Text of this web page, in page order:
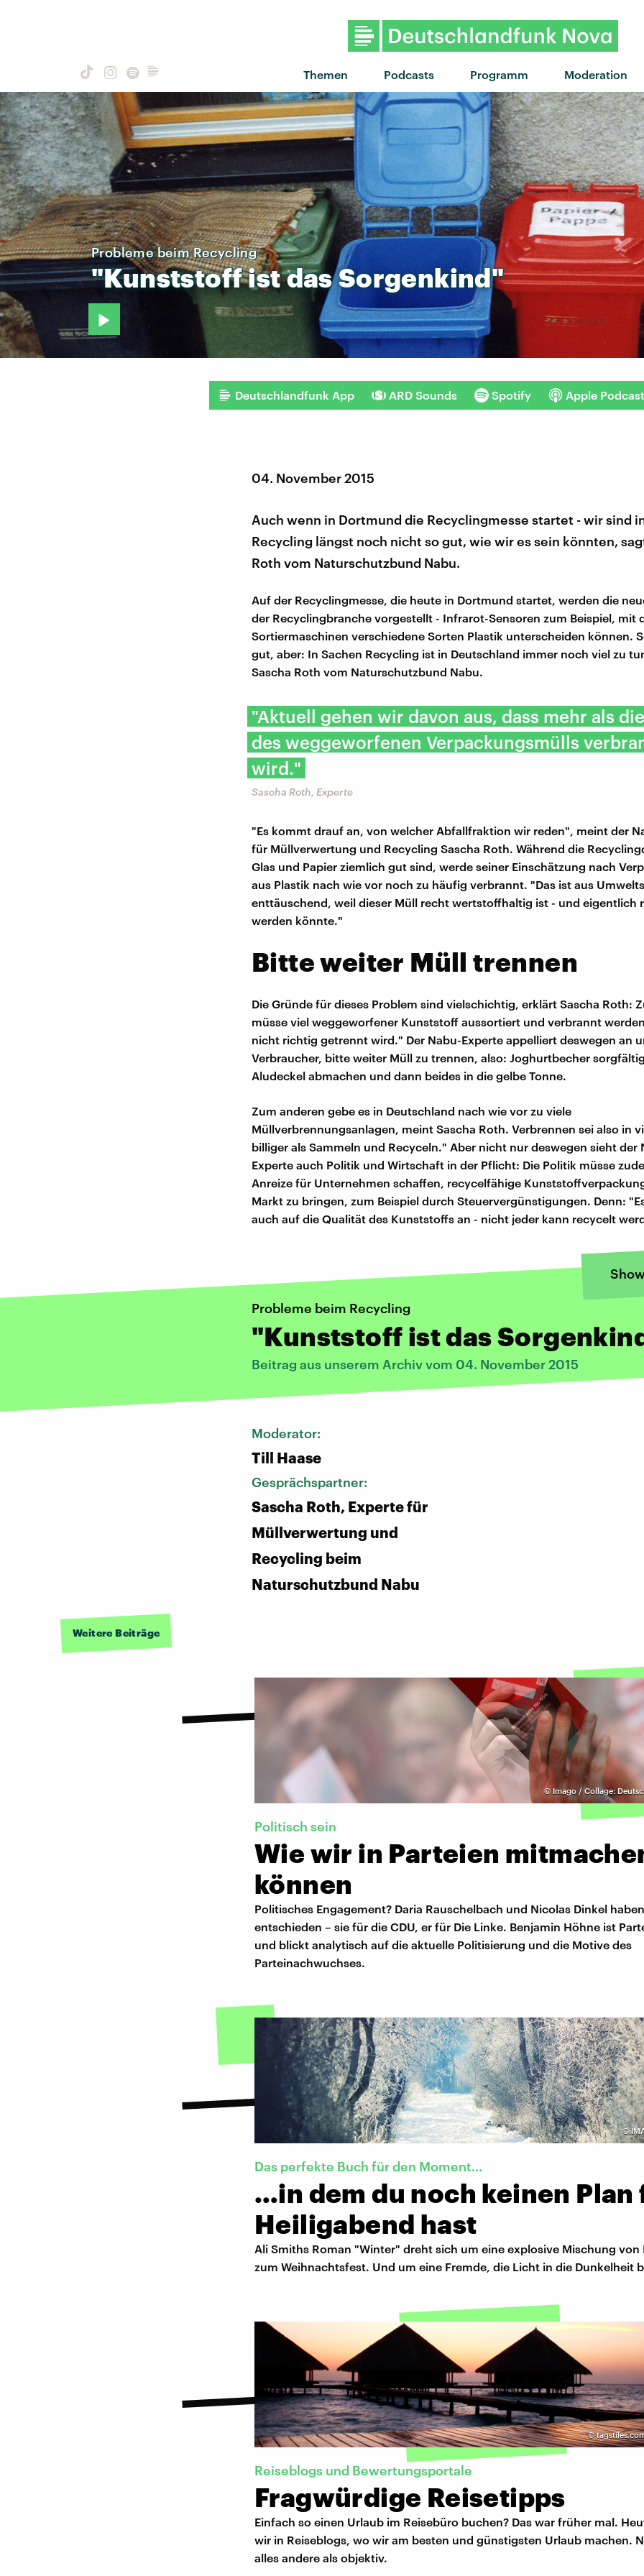
Themen Podcasts Programm Moderation
"I Will Wait" von Mumford
Probleme beim Recycling
"KunststoffistdasSorgenkind"
Deutschlandfunk App ARD Sounds Spotify Apple
04. November 2015
Auch wenn in Dortmund die Recyclingmesse startet - wir sind
Recycling längst noch nicht so gut, wie wir es sein könnten,
Roth vom Naturschutzbund Nabu.
Auf der Recyclingmesse, die heute in Dortmund startet, werden die
der Recyclingbranche vorgestellt - Infrarot-Sensoren zum Beispiel, mit
Sortiermaschinen verschiedene Sorten Plastik unterscheiden können.
gut, aber: In Sachen Recycling ist in Deutschland immer noch viel zu
Sascha Roth vom Naturschutzbund Nabu.
"Aktuell gehen wir davon aus, dass mehr als
des weggeworfenen Verpackungsmülls
wird."
Sascha Roth, Experte
"Es kommt drauf an, von welcher Abfallfraktion wir reden", meint der
für Müllverwertung und Recycling Sascha Roth. Während die
Glas und Papier ziemlich gut sind, werde seiner Einschätzung nach
aus Plastik nach wie vor noch zu häufig verbrannt. "Das ist aus
enttäuschend, weil dieser Müll recht wertstoffhaltig ist - und eigentlich
werden könnte."
Bitte weiter Müll trennen
Die Gründe für dieses Problem sind vielschichtig, erklärt Sascha Roth:
müsse viel weggeworfener Kunststoff aussortiert und verbrannt
nicht richtig getrennt wird." Der Nabu-Experte appelliert deswegen an
Verbraucher, bitte weiter Müll zu trennen, also: Joghurtbecher
Aludeckel abmachen und dann beides in die gelbe Tonne.
Zum anderen gebe es in Deutschland nach wie vor zu viele
Müllverbrennungsanlagen, meint Sascha Roth. Verbrennen sei also in
billiger als Sammeln und Recyceln." Aber nicht nur deswegen sieht der
Experte auch Politik und Wirtschaft in der Pflicht: Die Politik müsse
Anreize für Unternehmen schaffen, recycelfähige
Markt zu bringen, zum Beispiel durch Steuervergünstigungen. Denn:
auch auf die Qualität des Kunststoffs an - nicht jeder kann recycelt
Probleme beim Recycling
"Kunststoff ist das
Beitrag aus unserem Archiv vom 04. November 2015
Moderator:
Till Haase
Gesprächspartner:
Sascha Roth, Experte für
Müllverwertung und
Recycling beim
Naturschutzbund Nabu
Weitere Beiträge
© Imago / Collage:
Politisch sein
Wie wir in Parteien
können
Politisches Engagement? Daria Rauschelbach und Nicolas Dinkel
entschieden – sie für die CDU, er für Die Linke. Benjamin Höhne ist
und blickt analytisch auf die aktuelle Politisierung und die Motive des
Parteinachwuchses.
©
Das perfekte Buch für den Moment...
…in dem du noch keinen Plan
Heiligabend hast
Ali Smiths Roman "Winter" dreht sich um eine explosive Mischung von
zum Weihnachtsfest. Und um eine Fremde, die Licht in die Dunkelheit
©
Reiseblogs und Bewertungsportale
Fragwürdige Reisetipps
Einfach so einen Urlaub im Reisebüro buchen? Das war früher mal.
wir in Reiseblogs, wo wir am besten und günstigsten Urlaub machen.
alles andere als objektiv.